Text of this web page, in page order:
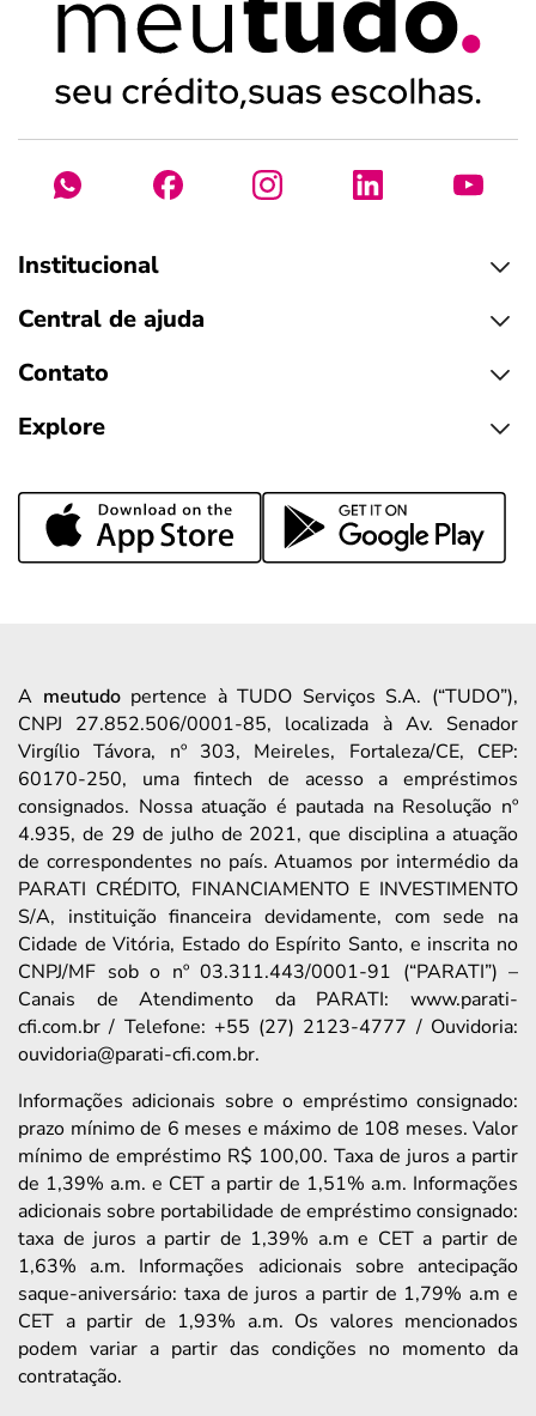
Institucional
Central de ajuda
Contato
Explore
A meutudopertence à TUDO Serviços S.A. (“TUDO”),
CNPJ 27.852.506/0001-85, localizada à Av. Senador
Virgílio Távora, nº 303, Meireles, Fortaleza/CE, CEP:
60170-250, uma fintech de acesso a empréstimos
consignados. Nossa atuação é pautada na Resolução nº
4.935, de 29 de julho de 2021, que disciplina a atuação
de correspondentes no país. Atuamos por intermédio da
PARATI CRÉDITO, FINANCIAMENTO E INVESTIMENTO
S/A, instituição financeira devidamente, com sede na
Cidade de Vitória, Estado do Espírito Santo, e inscrita no
CNPJ/MF sob o nº 03.311.443/0001-91 (“PARATI”) –
Canais de Atendimento da PARATI: www.parati-
cfi.com.br / Telefone: +55 (27) 2123-4777 / Ouvidoria:
ouvidoria@parati-cfi.com.br.
Informações adicionais sobre o empréstimo consignado:
prazo mínimo de 6 meses e máximo de 108 meses. Valor
mínimo de empréstimo R$ 100,00. Taxa de juros a partir
de 1,39% a.m. e CET a partir de 1,51% a.m. Informações
adicionais sobre portabilidade de empréstimo consignado:
taxa de juros a partir de 1,39% a.m e CET a partir de
1,63% a.m. Informações adicionais sobre antecipação
saque-aniversário: taxa de juros a partir de 1,79% a.m e
CET a partir de 1,93% a.m. Os valores mencionados
podem variar a partir das condições no momento da
contratação.